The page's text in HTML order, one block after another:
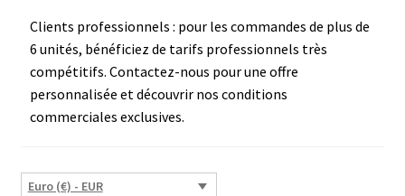
Clients professionnels : pour les commandes de plus de
6 unités, bénéficiez de tarifs professionnels très
compétitifs. Contactez-nous pour une offre
personnalisée et découvrir nos conditions
commerciales exclusives.
Euro (€) - EUR